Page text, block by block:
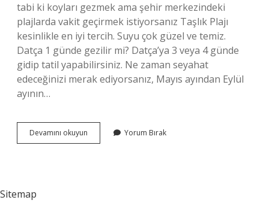
tabi ki koyları gezmek ama şehir merkezindeki
plajlarda vakit geçirmek istiyorsanız Taşlık Plajı
kesinlikle en iyi tercih. Suyu çok güzel ve temiz.
Datça 1 günde gezilir mi? Datça’ya 3 veya 4 günde
gidip tatil yapabilirsiniz. Ne zaman seyahat
edeceğinizi merak ediyorsanız, Mayıs ayından Eylül
ayının…
Devamını okuyun
Merkez
Yorum Bırak
Sitemap